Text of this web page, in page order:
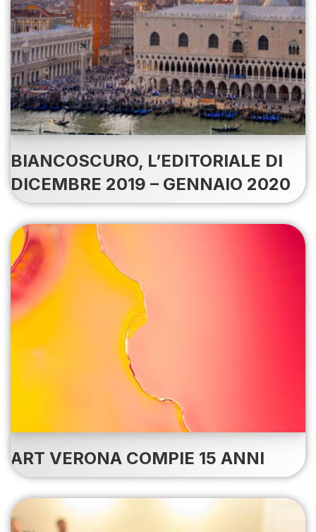
BIANCOSCURO, L’EDITORIALE DI
DICEMBRE 2019 – GENNAIO 2020
ART VERONA COMPIE 15 ANNI